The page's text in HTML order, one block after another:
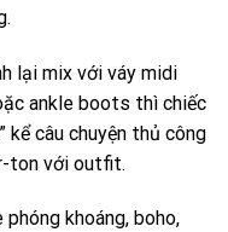
lại mix với váy midi
ankle boots thì chiếc
câu chuyện thủ công
ton với outfit.
khoáng, boho,